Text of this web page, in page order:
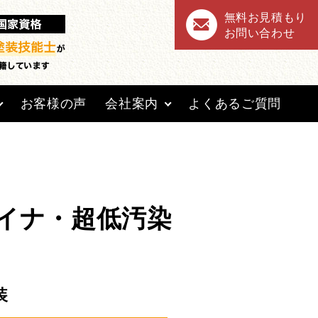
無料お見積もり
お問い合わせ
お客様の声 会社案内 よくあるご質問
ナ・超低汚染